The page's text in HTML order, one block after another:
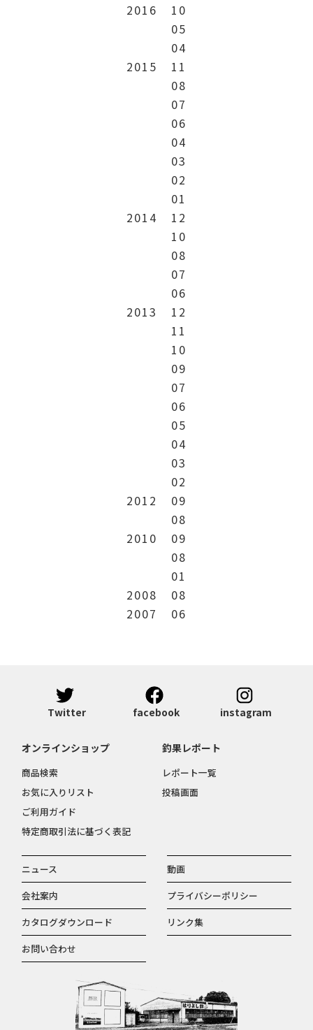
2016
10
05
04
2015
11
08
07
06
04
03
02
01
2014
12
10
08
07
06
2013
12
11
10
09
07
06
05
04
03
02
2012
09
08
2010
09
08
01
2008
08
2007
06
Twitter facebook instagram
ニュース
動画
会社案内
プライバシーポリシー
カタログダウンロード
リンク集
お問い合わせ
オンラインショップ
商品検索
お気に入りリスト
ご利用ガイド
特定商取引法に基づく表記
釣果レポート
レポート一覧
投稿画面